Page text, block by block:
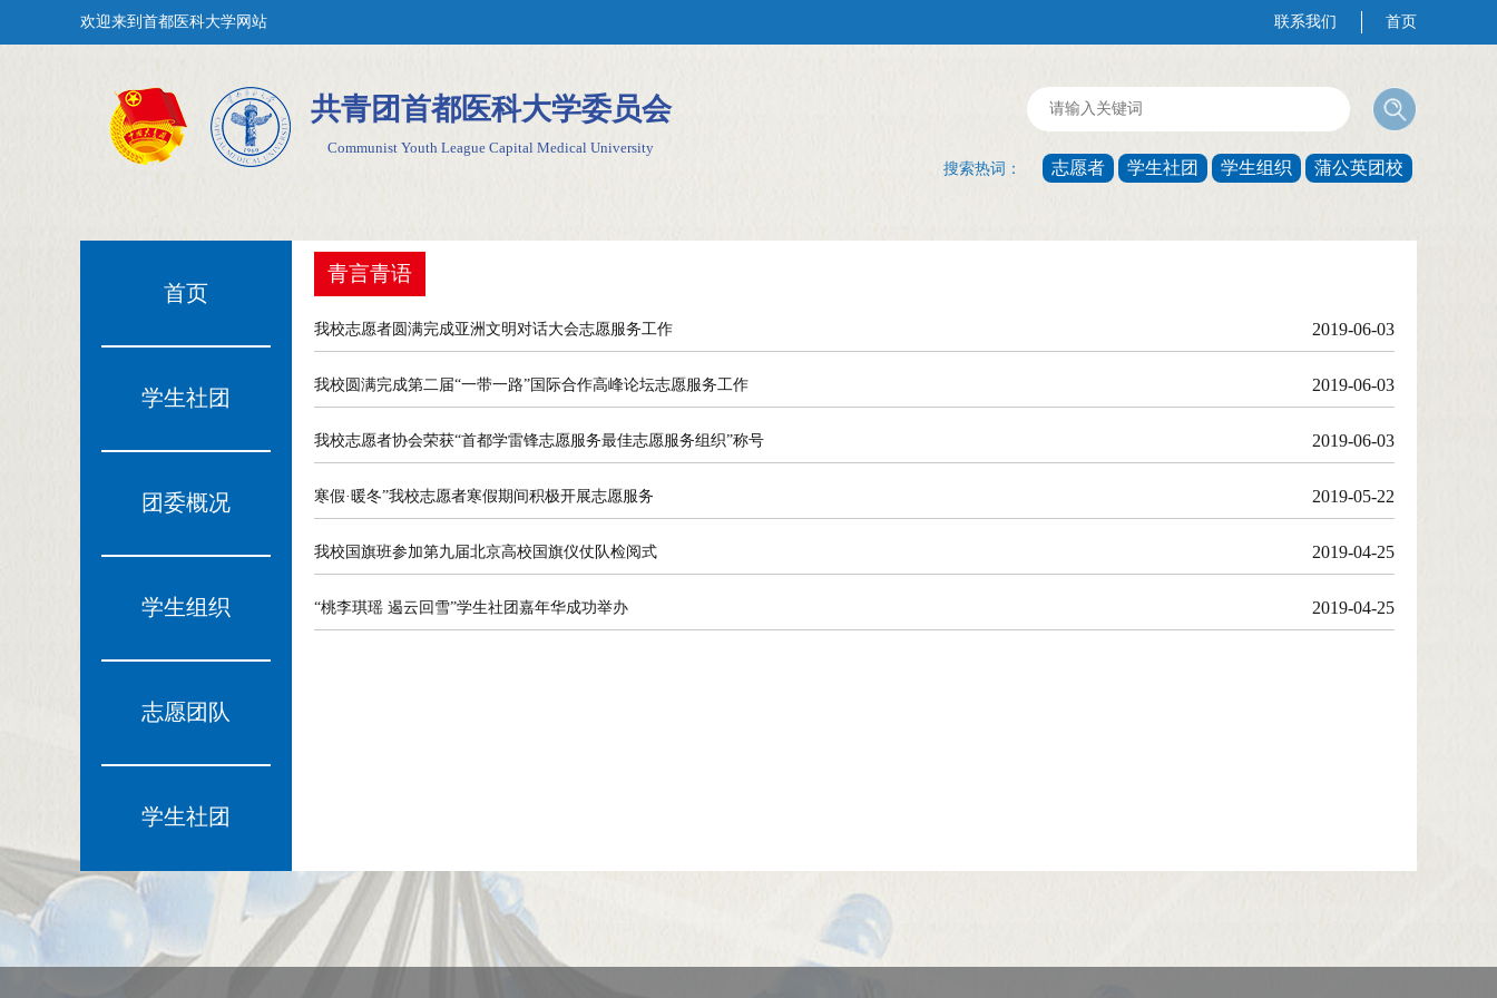
欢迎来到首都医科大学网站 联系我们 首页
共青团首都医科大学委员会
Communist Youth League Capital Medical University
搜索热词：
志愿者 学生社团 学生组织 蒲公英团校
首页
学生社团
团委概况
学生组织
志愿团队
学生社团
青言青语
我校志愿者圆满完成亚洲文明对话大会志愿服务工作 2019-06-03
我校圆满完成第二届“一带一路”国际合作高峰论坛志愿服务工作 2019-06-03
我校志愿者协会荣获“首都学雷锋志愿服务最佳志愿服务组织”称号 2019-06-03
寒假·暖冬”我校志愿者寒假期间积极开展志愿服务 2019-05-22
我校国旗班参加第九届北京高校国旗仪仗队检阅式 2019-04-25
“桃李琪瑶 遏云回雪”学生社团嘉年华成功举办 2019-04-25